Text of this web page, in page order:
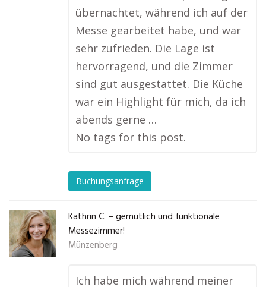
übernachtet, während ich auf der
Messe gearbeitet habe, und war
sehr zufrieden. Die Lage ist
hervorragend, und die Zimmer
sind gut ausgestattet. Die Küche
war ein Highlight für mich, da ich
abends gerne …
No tags for this post.
Buchungsanfrage
Kathrin C. – gemütlich und funktionale
Messezimmer!
Münzenberg
Ich habe mich während meiner